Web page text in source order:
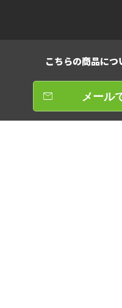
こちらの商品につ
メール